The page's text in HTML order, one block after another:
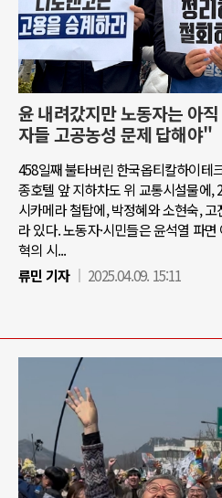
윤 내려갔지만 노동자는 아
자들 고공농성 문제 답해야"
458일째 불타버린 한국옵티칼하이테
종호텔 앞 지하차도 위 교통시설물에,
시카메라 철탑에, 박정혜와 소현숙,
라 있다. 노동자·시민들은 윤석열 파
혁의 시...
류민 기자
2025.04.09. 15:11